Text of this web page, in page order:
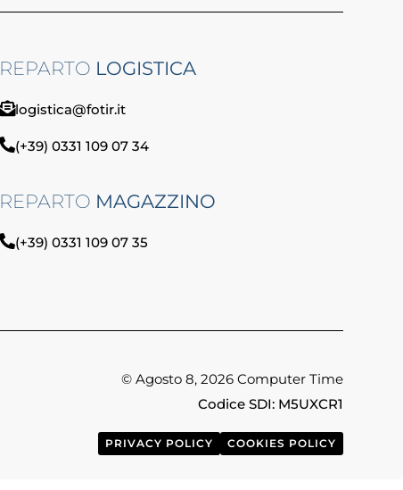
REPARTO LOGISTICA
logistica@fotir.it
(+39) 0331 109 07 34
REPARTO MAGAZZINO
(+39) 0331 109 07 35
© Agosto 8, 2026 Computer Time
Codice SDI: M5UXCR1
PRIVACY POLICY COOKIES POLICY